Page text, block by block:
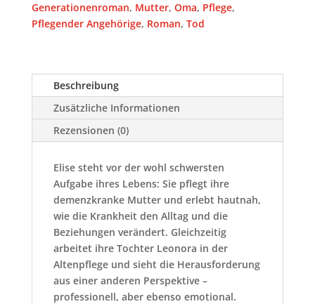
Generationenroman, Mutter, Oma, Pflege,
Pflegender Angehörige, Roman, Tod
Beschreibung
Zusätzliche Informationen
Rezensionen (0)
Elise steht vor der wohl schwersten
Aufgabe ihres Lebens: Sie pflegt ihre
demenzkranke Mutter und erlebt hautnah,
wie die Krankheit den Alltag und die
Beziehungen verändert. Gleichzeitig
arbeitet ihre Tochter Leonora in der
Altenpflege und sieht die Herausforderung
aus einer anderen Perspektive –
professionell, aber ebenso emotional.